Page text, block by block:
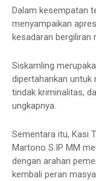
Dalam kesempatan
menyampaikan
kesadaran bergiliran
Siskamling
dipertahankan untuk
tindak kriminalitas,
ungkapnya.
Sementara itu, Kasi
Martono S.IP MM
dengan arahan
kembali peran